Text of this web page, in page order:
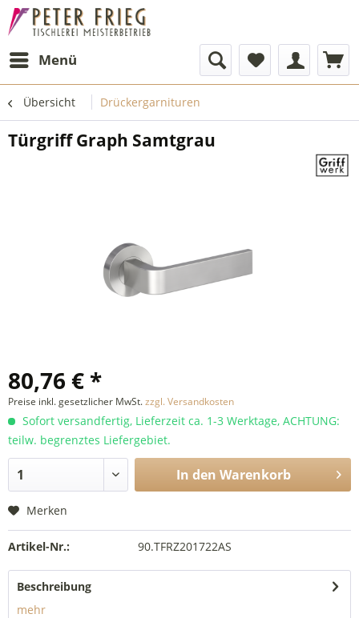
Menü
Übersicht Drückergarnituren
Türgriff Graph Samtgrau
80,76 € *
Preise inkl. gesetzlicher MwSt.zzgl. Versandkosten
Sofort versandfertig, Lieferzeit ca. 1-3 Werktage, ACHTUNG:
teilw. begrenztes Liefergebiet.
In den Warenkorb
Merken
Artikel-Nr.: 90.TFRZ201722AS
Beschreibung
mehr